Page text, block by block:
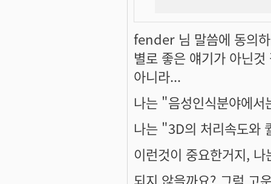
fender 님 말씀에 동의
별로 좋은 얘기가 아닌
아니라...
나는 "음성인식분야에
나는 "3D의 처리속도와
이런것이 중요한거지,
되지 않을까요? 그럼 고